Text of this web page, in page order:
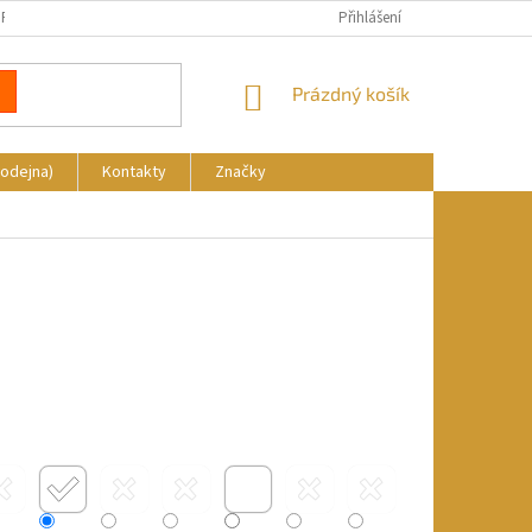
REKLAMACE KDE NÁS NAJDETE
Přihlášení
NÁKUPNÍ
Prázdný košík
Kontakty
Značky